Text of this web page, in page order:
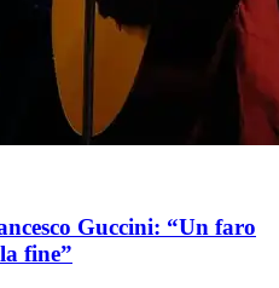
Guccini: “Un faro
fine”